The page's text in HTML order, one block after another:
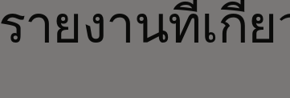
รายงานที่เกี่